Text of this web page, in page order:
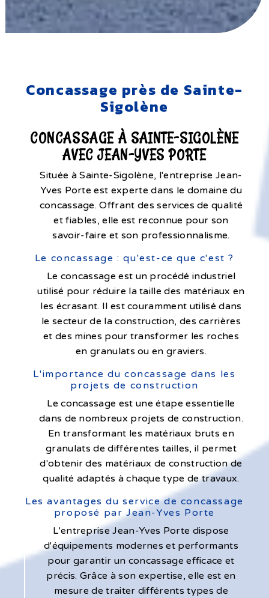
Concassage près de Sainte-
Sigolène
CONCASSAGE À SAINTE-SIGOLÈNE
AVEC JEAN-YVES PORTE
Située à Sainte-Sigolène, l'entreprise Jean-
Yves Porte est experte dans le domaine du
concassage. Offrant des services de qualité
et fiables, elle est reconnue pour son
savoir-faire et son professionnalisme.
Le concassage : qu'est-ce que c'est ?
Le concassage est un procédé industriel
utilisé pour réduire la taille des matériaux en
les écrasant. Il est couramment utilisé dans
le secteur de la construction, des carrières
et des mines pour transformer les roches
en granulats ou en graviers.
L'importance du concassage dans les
projets de construction
Le concassage est une étape essentielle
dans de nombreux projets de construction.
En transformant les matériaux bruts en
granulats de différentes tailles, il permet
d'obtenir des matériaux de construction de
qualité adaptés à chaque type de travaux.
Les avantages du service de concassage
proposé par Jean-Yves Porte
L'entreprise Jean-Yves Porte dispose
d'équipements modernes et performants
pour garantir un concassage efficace et
précis. Grâce à son expertise, elle est en
mesure de traiter différents types de